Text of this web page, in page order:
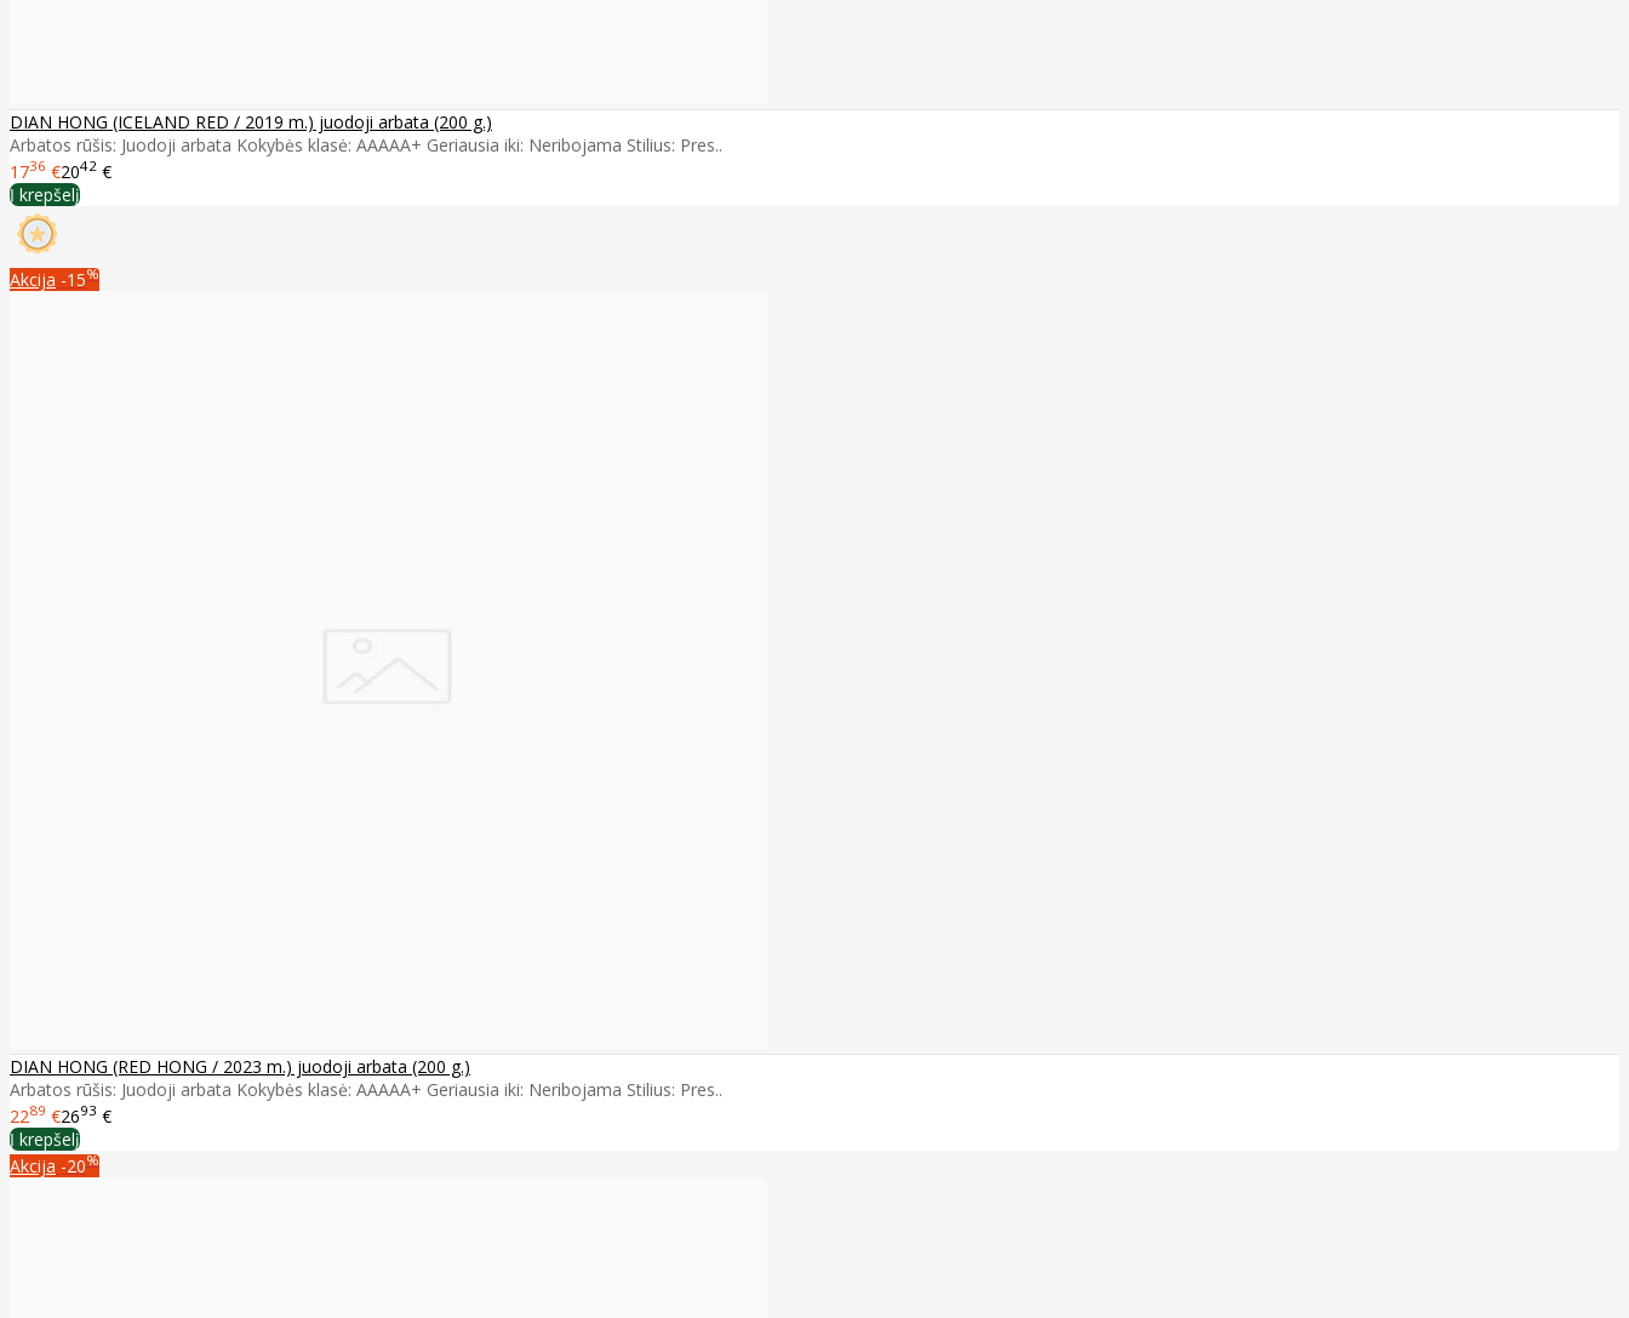
DIAN HONG (ICELAND RED / 2019 m.) juodoji arbata (200 g.)
Arbatos rūšis: Juodoji arbata Kokybės klasė: AAAAA+ Geriausia iki: Neribojama Stilius: Pres..
1736 €2042 €
Į krepšelį
Akcija -15%
DIAN HONG (RED HONG / 2023 m.) juodoji arbata (200 g.)
Arbatos rūšis: Juodoji arbata Kokybės klasė: AAAAA+ Geriausia iki: Neribojama Stilius: Pres..
2289 €2693 €
Į krepšelį
Akcija -20%